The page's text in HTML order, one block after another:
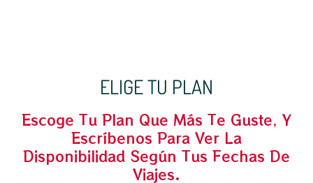
ELIGE TU PLAN
Escoge Tu Plan Que Más Te Guste, Y
Escríbenos Para Ver La
Disponibilidad Según Tus Fechas De
Viajes.